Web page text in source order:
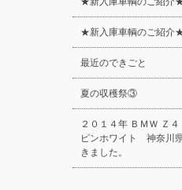
★新入庫車輌のご紹介
最近のできごと
夏の収穫祭③
２０１４年 ＢＭＷ Ｚ
ピンホワイト 神奈川
きました。